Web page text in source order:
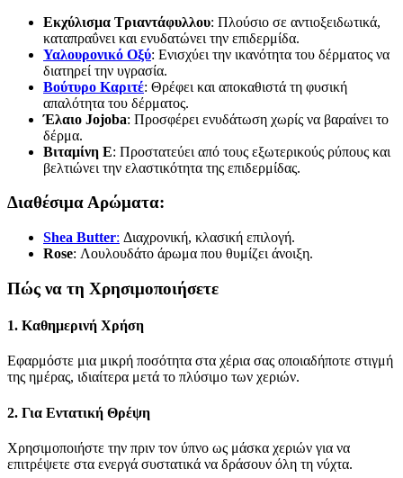
Εκχύλισμα Τριαντάφυλλου: Πλούσιο σε αντιοξειδωτικά,
καταπραΰνει και ενυδατώνει την επιδερμίδα.
Υαλουρονικό Οξύ: Ενισχύει την ικανότητα του δέρματος να
διατηρεί την υγρασία.
Βούτυρο Καριτέ: Θρέφει και αποκαθιστά τη φυσική
απαλότητα του δέρματος.
Έλαιο Jojoba: Προσφέρει ενυδάτωση χωρίς να βαραίνει το
δέρμα.
Βιταμίνη Ε: Προστατεύει από τους εξωτερικούς ρύπους και
βελτιώνει την ελαστικότητα της επιδερμίδας.
Διαθέσιμα Αρώματα:
Shea Butter: Διαχρονική, κλασική επιλογή.
Rose: Λουλουδάτο άρωμα που θυμίζει άνοιξη.
Πώς να τη Χρησιμοποιήσετε
1. Καθημερινή Χρήση
Εφαρμόστε μια μικρή ποσότητα στα χέρια σας οποιαδήποτε στιγμή
της ημέρας, ιδιαίτερα μετά το πλύσιμο των χεριών.
2. Για Εντατική Θρέψη
Χρησιμοποιήστε την πριν τον ύπνο ως μάσκα χεριών για να
επιτρέψετε στα ενεργά συστατικά να δράσουν όλη τη νύχτα.